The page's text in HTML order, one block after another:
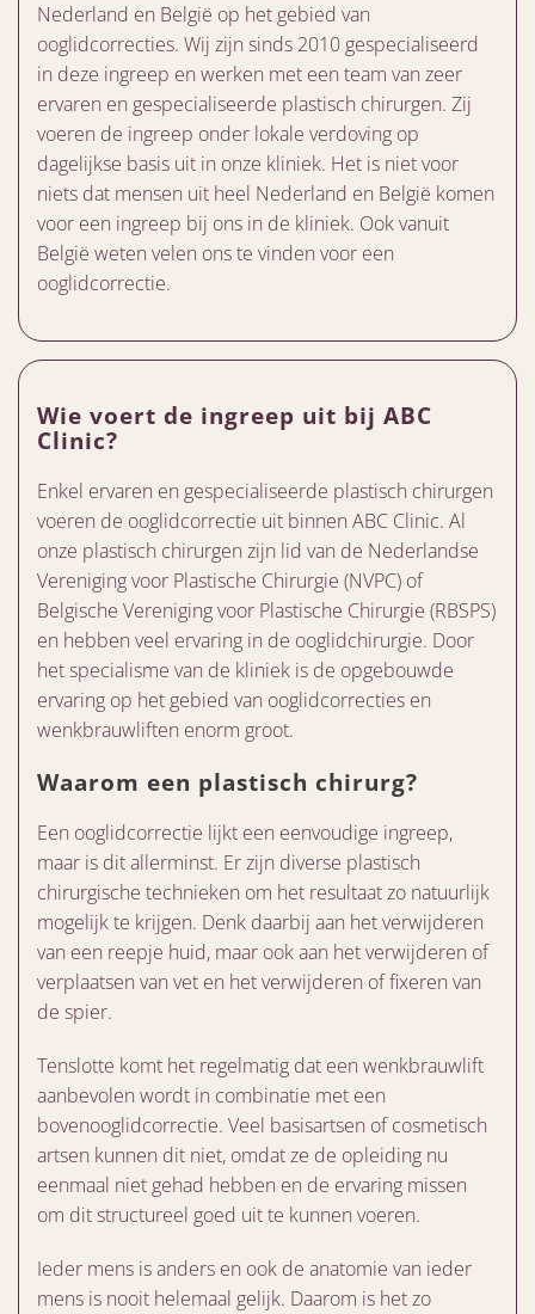
Nederland en België op het gebied van
ooglidcorrecties. Wij zijn sinds 2010 gespecialiseerd
in deze ingreep en werken met een team van zeer
ervaren en gespecialiseerde plastisch chirurgen. Zij
voeren de ingreep onder lokale verdoving op
dagelijkse basis uit in onze kliniek. Het is niet voor
niets dat mensen uit heel Nederland en België komen
voor een ingreep bij ons in de kliniek. Ook vanuit
België weten velen ons te vinden voor een
ooglidcorrectie.
Wie voert de ingreep uit bij ABC
Clinic?
Enkel ervaren en gespecialiseerde plastisch chirurgen
voeren de ooglidcorrectie uit binnen ABC Clinic. Al
onze plastisch chirurgen zijn lid van de Nederlandse
Vereniging voor Plastische Chirurgie (NVPC) of
Belgische Vereniging voor Plastische Chirurgie (RBSPS)
en hebben veel ervaring in de ooglidchirurgie. Door
het specialisme van de kliniek is de opgebouwde
ervaring op het gebied van ooglidcorrecties en
wenkbrauwliften enorm groot.
Waarom een plastisch chirurg?
Een ooglidcorrectie lijkt een eenvoudige ingreep,
maar is dit allerminst. Er zijn diverse plastisch
chirurgische technieken om het resultaat zo natuurlijk
mogelijk te krijgen. Denk daarbij aan het verwijderen
van een reepje huid, maar ook aan het verwijderen of
verplaatsen van vet en het verwijderen of fixeren van
de spier.
Tenslotte komt het regelmatig dat een wenkbrauwlift
aanbevolen wordt in combinatie met een
bovenooglidcorrectie. Veel basisartsen of cosmetisch
artsen kunnen dit niet, omdat ze de opleiding nu
eenmaal niet gehad hebben en de ervaring missen
om dit structureel goed uit te kunnen voeren.
Ieder mens is anders en ook de anatomie van ieder
mens is nooit helemaal gelijk. Daarom is het zo